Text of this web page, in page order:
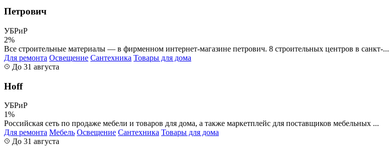
Петрович
УБРиР
2%
Все строительные материалы — в фирменном интернет-магазине петрович. 8 строительных центров в санкт-...
Для ремонта Освещение Сантехника Товары для дома
До 31 августа
Hoff
УБРиР
1%
Российская сеть по продаже мебели и товаров для дома, а также маркетплейс для поставщиков мебельных ...
Для ремонта Мебель Освещение Сантехника Товары для дома
До 31 августа